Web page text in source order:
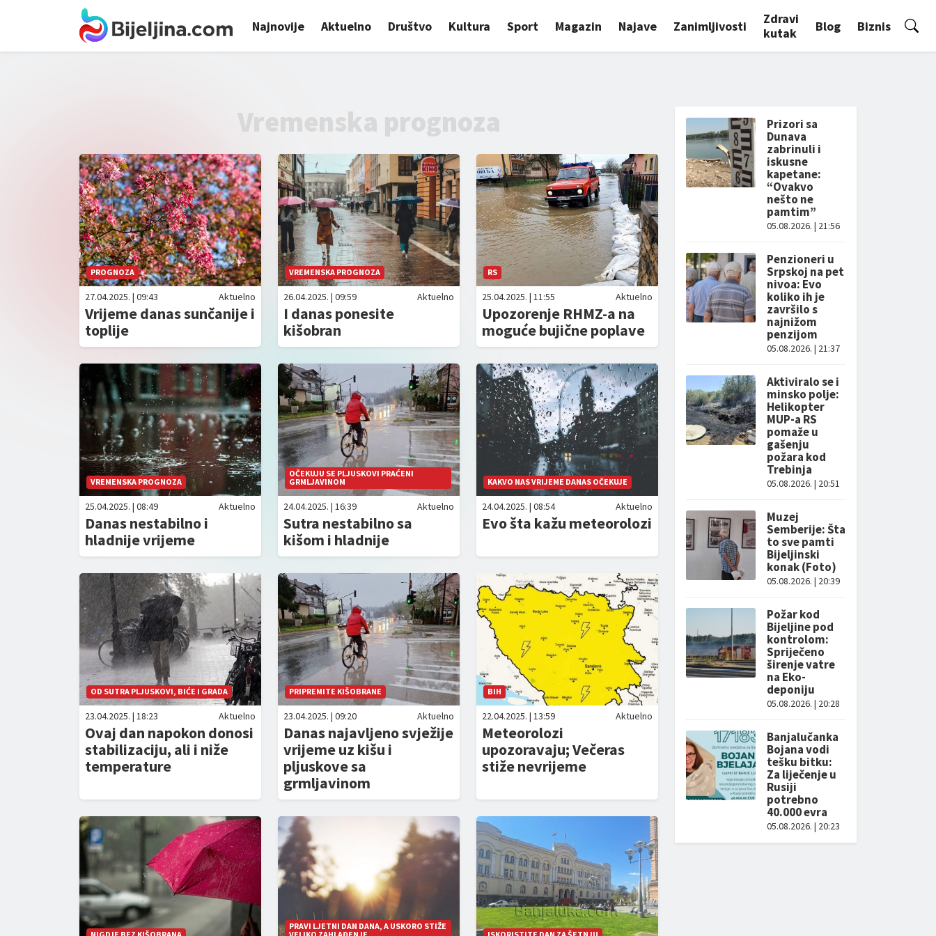
Najnovije Aktuelno Društvo Kultura Sport Magazin Najave Zanimljivosti
Zdravi
kutak
Blog Biznis
Vremenska prognoza
PROGNOZA
27.04.2025. | 09:43 Aktuelno
Vrijeme danas sunčanije i
toplije
VREMENSKA PROGNOZA
26.04.2025. | 09:59 Aktuelno
I danas ponesite
kišobran
RS
25.04.2025. | 11:55 Aktuelno
Upozorenje RHMZ-a na
moguće bujične poplave
VREMENSKA PROGNOZA
25.04.2025. | 08:49 Aktuelno
Danas nestabilno i
hladnije vrijeme
OČEKUJU SE PLJUSKOVI PRAĆENI
GRMLJAVINOM
24.04.2025. | 16:39 Aktuelno
Sutra nestabilno sa
kišom i hladnije
KAKVO NAS VRIJEME DANAS OČEKUJE
24.04.2025. | 08:54 Aktuelno
Evo šta kažu meteorolozi
OD SUTRA PLJUSKOVI, BIĆE I GRADA
23.04.2025. | 18:23 Aktuelno
Ovaj dan napokon donosi
stabilizaciju, ali i niže
temperature
PRIPREMITE KIŠOBRANE
23.04.2025. | 09:20 Aktuelno
Danas najavljeno svježije
vrijeme uz kišu i
pljuskove sa
grmljavinom
BIH
22.04.2025. | 13:59 Aktuelno
Meteorolozi
upozoravaju; Večeras
stiže nevrijeme
PRAVI LJETNI DAN DANA, A USKORO STIŽE
Prizori sa
Dunava
zabrinuli i
iskusne
kapetane:
“Ovakvo
nešto ne
pamtim”
05.08.2026. | 21:56
Penzioneri u
Srpskoj na pet
nivoa: Evo
koliko ih je
završilo s
najnižom
penzijom
05.08.2026. | 21:37
Aktiviralo se i
minsko polje:
Helikopter
MUP-a RS
pomaže u
gašenju
požara kod
Trebinja
05.08.2026. | 20:51
Muzej
Semberije: Šta
to sve pamti
Bijeljinski
konak (Foto)
05.08.2026. | 20:39
Požar kod
Bijeljine pod
kontrolom:
Spriječeno
širenje vatre
na Eko-
deponiju
05.08.2026. | 20:28
Banjalučanka
Bojana vodi
tešku bitku:
Za liječenje u
Rusiji
potrebno
40.000 evra
05.08.2026. | 20:23